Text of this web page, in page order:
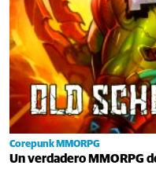
Corepunk MMORPG
Un verdadero MMORPG